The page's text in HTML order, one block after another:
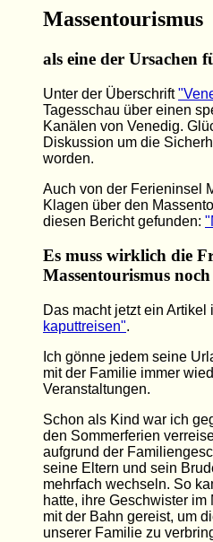
Massentourismus
als eine der Ursachen
Unter der Überschrift
Tagesschau über einen
Kanälen von Venedig.
Diskussion um die
worden.
Auch von der Ferieninsel
Klagen über den
diesen Bericht gefunden:
Es muss wirklich die
Massentourismus
Das macht jetzt ein
kaputtreisen".
Ich gönne jedem seine
mit der Familie immer
Veranstaltungen.
Schon als Kind war ich
den Sommerferien
aufgrund der
seine Eltern und sein
mehrfach wechseln. So
hatte, ihre Geschwister
mit der Bahn gereist, um
unserer Familie zu